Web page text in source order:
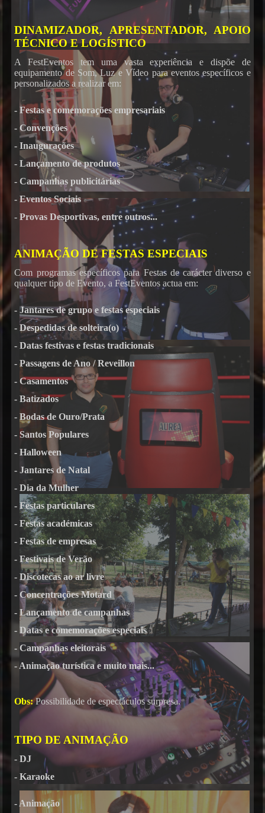
DINAMIZADOR, APRESENTADOR, APOIO
TÉCNICO E LOGÍSTICO
A FestEventos tem uma vasta experiência e dispõe de
equipamento de Som, Luz e Vídeo para eventos específicos e
personalizados a realizar em:
- Festas e comemorações empresariais
- Convenções
- Inaugurações
- Lançamento de produtos
- Campanhas publicitárias
- Eventos Sociais
- Provas Desportivas, entre outros...
ANIMAÇÃO DE FESTAS ESPECIAIS
Com programas específicos para Festas de carácter diverso e
qualquer tipo de Evento, a FestEventos actua em:
- Jantares de grupo e festas especiais
- Despedidas de solteira(o)
- Datas festivas e festas tradicionais
- Passagens de Ano / Reveillon
- Casamentos
- Batizados
- Bodas de Ouro/Prata
- Santos Populares
- Halloween
- Jantares de Natal
- Dia da Mulher
- Festas particulares
- Festas académicas
- Festas de empresas
- Festivais de Verão
- Discotecas ao ar livre
- Concentrações Motard
- Lançamento de campanhas
- Datas e comemorações especiais
- Campanhas eleitorais
- Animação turística e muito mais...
Obs:Possibilidade de espectáculos surpresa.
TIPO DE ANIMAÇÃO
- DJ
- Karaoke
- Animação